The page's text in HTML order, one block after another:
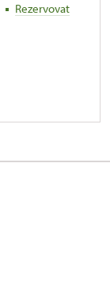
Rezervovat